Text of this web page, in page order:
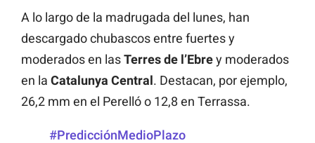
A lo largo de la madrugada del lunes, han
descargado chubascos entre fuertes y
moderados en lasTerres de l’Ebrey moderados
en la Catalunya Central. Destacan, por ejemplo,
26,2 mm en el Perelló o 12,8 en Terrassa.
#PredicciónMedioPlazo